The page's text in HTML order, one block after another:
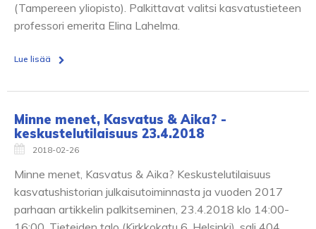
(Tampereen yliopisto). Palkittavat valitsi kasvatustieteen
professori emerita Elina Lahelma.
Lue lisää
Minne menet, Kasvatus & Aika? -
keskustelutilaisuus 23.4.2018
2018-02-26
Minne menet, Kasvatus & Aika? Keskustelutilaisuus
kasvatushistorian julkaisutoiminnasta ja vuoden 2017
parhaan artikkelin palkitseminen, 23.4.2018 klo 14:00-